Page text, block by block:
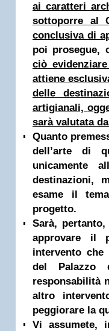
ai caratteri
sottoporre al
conclusiva di
poi prosegue,
ciò
attiene
delle
artigianali,
sarà valutata
Quanto
dell’arte di
unicamente
destinazioni,
esame il
progetto.
Sarà,
approvare il
intervento
del Palazzo
responsabilità
altro
peggiorare la
Vi assumete,